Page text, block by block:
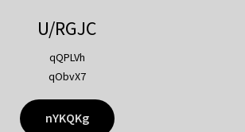
U/RGJC
qQPLVh
qObvX7
nYKQKg